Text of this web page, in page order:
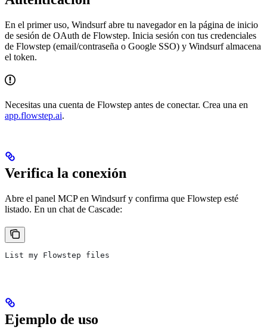
En el primer uso, Windsurf abre tu navegador en la página de inicio
de sesión de OAuth de Flowstep. Inicia sesión con tus credenciales
de Flowstep (email/contraseña o Google SSO) y Windsurf almacena
el token.
Necesitas una cuenta de Flowstep antes de conectar. Crea una en
app.flowstep.ai.
Verifica la conexión
Abre el panel MCP en Windsurf y confirma que Flowstep esté
listado. En un chat de Cascade:
List my Flowstep files
Ejemplo de uso